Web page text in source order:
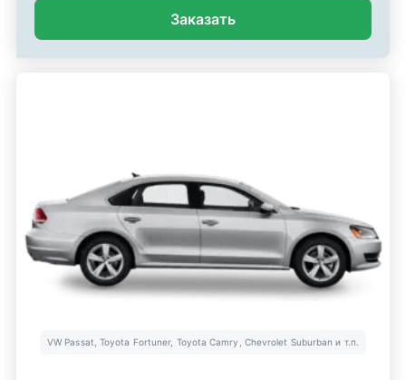
Заказать
VW Passat, Toyota Fortuner, Toyota Camry, Chevrolet Suburban и т.п.